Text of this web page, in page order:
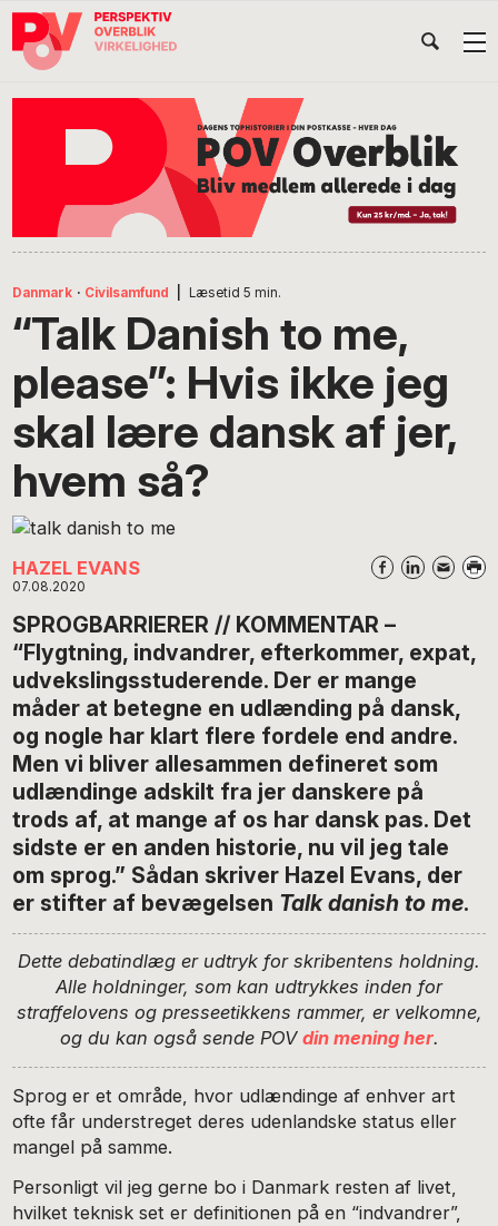
Gå
direkte
Skip
indhold
Gå
direkte
Danmark · Civilsamfund Læsetid 5 min.
“Talk Danish to me,
please”: Hvis ikke jeg
skal lære dansk af jer,
hvem så?
HAZEL EVANS
07.08.2020
SPROGBARRIERER // KOMMENTAR –
“Flygtning, indvandrer, efterkommer, expat,
udvekslingsstuderende. Der er mange
måder at betegne en udlænding på dansk,
og nogle har klart flere fordele end andre.
Men vi bliver allesammen defineret som
udlændinge adskilt fra jer danskere på
trods af, at mange af os har dansk pas. Det
sidste er en anden historie, nu vil jeg tale
om sprog.” Sådan skriver Hazel Evans, der
er stifter af bevægelsen Talk danish to me.
Dette debatindlæg er udtryk for skribentens holdning.
Alle holdninger, som kan udtrykkes inden for
straffelovens og presseetikkens rammer, er velkomne,
og du kan også sende POV din mening her.
Sprog er et område, hvor udlændinge af enhver art
ofte får understreget deres udenlandske status eller
mangel på samme.
Personligt vil jeg gerne bo i Danmark resten af livet,
hvilket teknisk set er definitionen på en “indvandrer”,